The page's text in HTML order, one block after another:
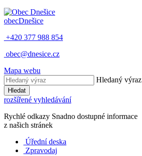
obecDnešice
+420 377 988 854
obec@dnesice.cz
Mapa webu
Hledaný výraz
Hledat
rozšířené vyhledávání
Rychlé odkazy Snadno dostupné informace
z našich stránek
Úřední deska
Zpravodaj